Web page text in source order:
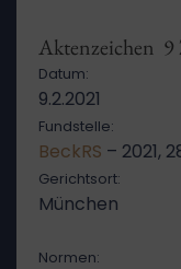
Aktenzeichen 9
Datum:
9.2.2021
Fundstelle:
BeckRS – 2021,
Gerichtsort:
München
Normen: